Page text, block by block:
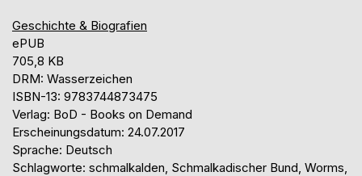
Geschichte & Biografien
ePUB
705,8 KB
DRM: Wasserzeichen
ISBN-13: 9783744873475
Verlag: BoD - Books on Demand
Erscheinungsdatum: 24.07.2017
Sprache: Deutsch
Schlagworte: schmalkalden, Schmalkadischer Bund, Worms,